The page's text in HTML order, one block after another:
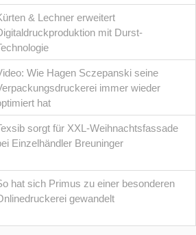
& Lechner erweitert
mit Durst-
Wie Hagen Sczepanski seine
immer wieder
hat
sorgt für XXL-Weihnachtsfassade
Einzelhändler Breuninger
hat sich Primus zu einer besonderen
gewandelt